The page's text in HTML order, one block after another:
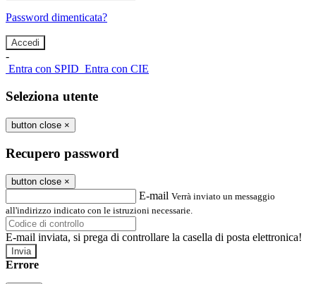
Password dimenticata?
-
Entra con SPID Entra con CIE
Seleziona utente
button close ×
Recupero password
button close ×
E-mail Verrà inviato un messaggio
all'indirizzo indicato con le istruzioni necessarie.
E-mail inviata, si prega di controllare la casella di posta elettronica!
Errore